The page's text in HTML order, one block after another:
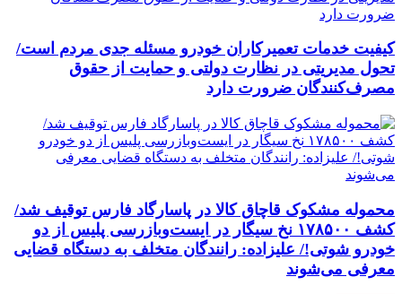
کیفیت خدمات تعمیرکاران خودرو مسئله جدی مردم است/
تحول مدیریتی در نظارت دولتی و حمایت از حقوق
مصرف‌کنندگان ضرورت دارد
محموله مشکوک قاچاق کالا در پاسارگاد فارس توقیف شد/
کشف ۱۷۸۵۰۰ نخ سیگار در ایست‌وبازرسی پلیس از دو
خودرو شوتی!/ علیزاده: رانندگان متخلف به دستگاه قضایی
معرفی می‌شوند